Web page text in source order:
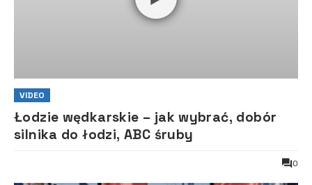
VIDEO
Łodzie wędkarskie – jak wybrać, dobór
silnika do łodzi, ABC śruby
0